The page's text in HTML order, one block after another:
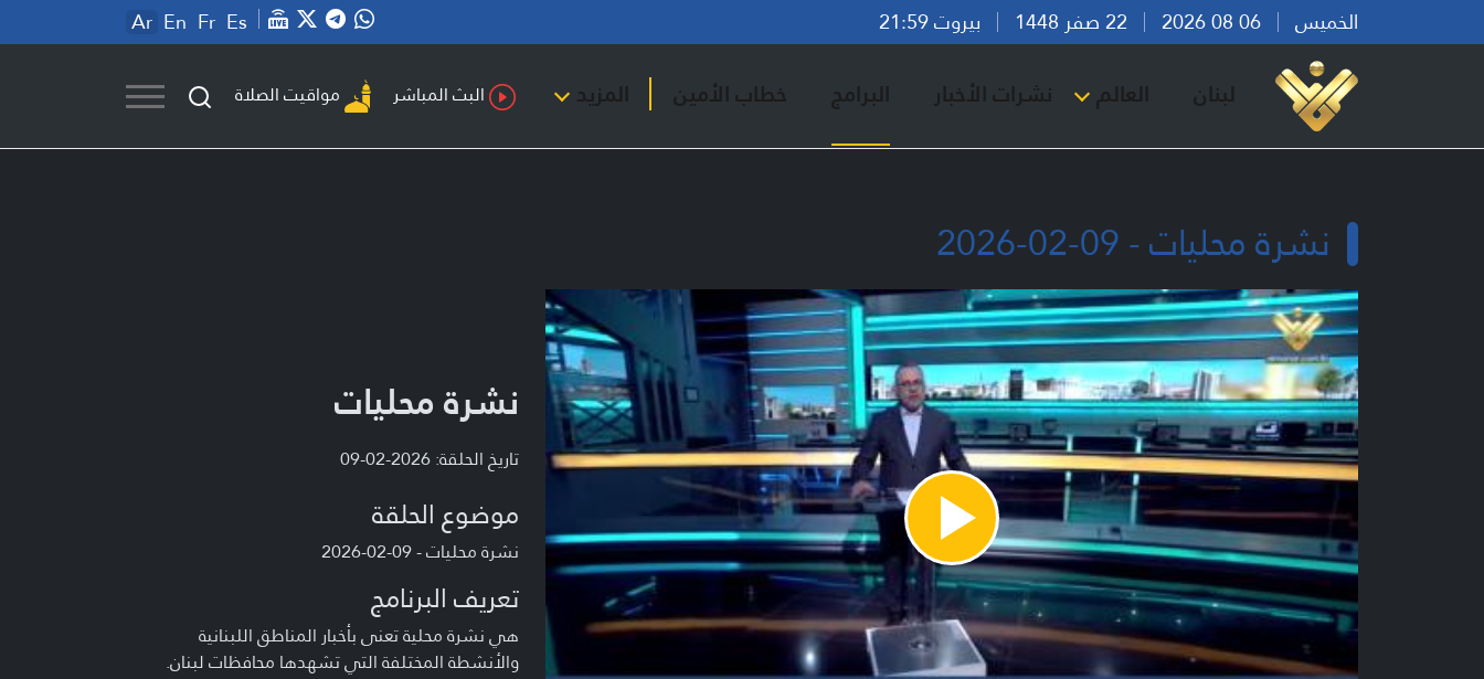
الخميس بيروت 21:59 Ar En Fr Es
لبنان العالم نشرات الأخبار البرامج خطاب الأمين المزيد البث المباشر مواقيت الصلاة
نشرة محليات - 09-02-2026
Play
Video
نشرة محليات
تاريخ الحلقة: 2026-02-09
موضوع الحلقة
نشرة محليات - 09-02-2026
تعريف البرنامج
هي نشرة محلية تعنى بأخبار المناطق اللبنانية
والأنشطة المختلفة التي تشهدها محافظات لبنان.